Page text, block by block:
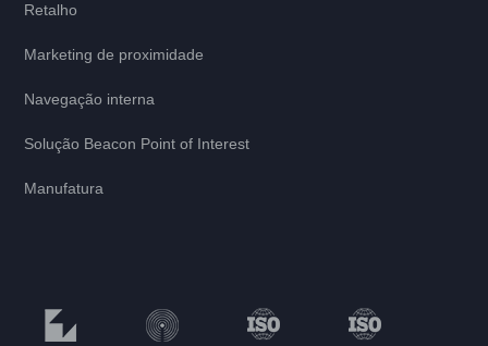
Retalho
Marketing de proximidade
Navegação interna
Solução Beacon Point of Interest
Manufatura